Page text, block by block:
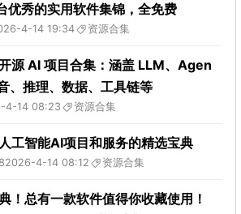
优秀的实用软件集锦，全免费
4-14 19:34 资源合集
源 AI 项目合集：涵盖 LLM、Agen
、推理、数据、工具链等
4-14 08:23 资源合集
工智能AI项目和服务的精选宝典
2026-4-14 08:12 资源合集
！总有一款软件值得你收藏使用！